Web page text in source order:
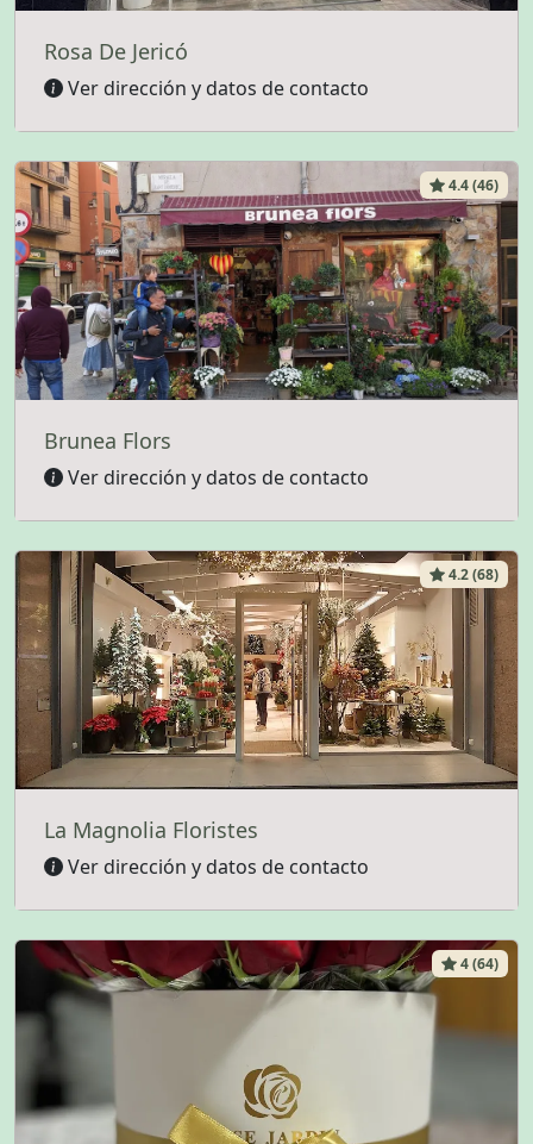
Rosa De Jericó
Ver dirección y datos de contacto
4.4 (46)
Brunea Flors
Ver dirección y datos de contacto
4.2 (68)
La Magnolia Floristes
Ver dirección y datos de contacto
4 (64)